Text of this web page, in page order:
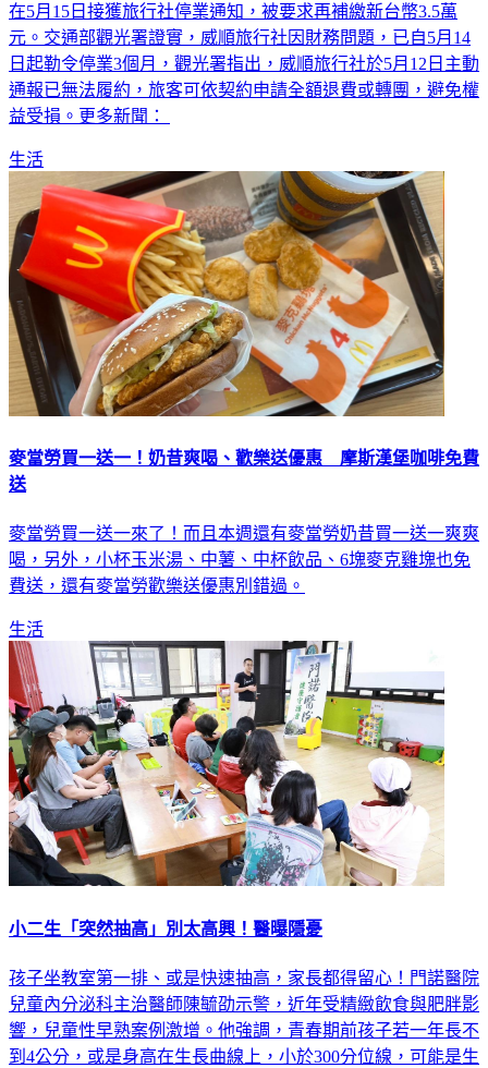
在5月15日接獲旅行社停業通知，被要求再補繳新台幣3.5萬
元。交通部觀光署證實，威順旅行社因財務問題，已自5月14
日起勒令停業3個月，觀光署指出，威順旅行社於5月12日主動
通報已無法履約，旅客可依契約申請全額退費或轉團，避免權
益受損。更多新聞：
生活
麥當勞買一送一！奶昔爽喝、歡樂送優惠 摩斯漢堡咖啡免費
送
麥當勞買一送一來了！而且本週還有麥當勞奶昔買一送一爽爽
喝，另外，小杯玉米湯、中薯、中杯飲品、6塊麥克雞塊也免
費送，還有麥當勞歡樂送優惠別錯過。
生活
小二生「突然抽高」別太高興！醫曝隱憂
孩子坐教室第一排、或是快速抽高，家長都得留心！門諾醫院
兒童內分泌科主治醫師陳毓劭示警，近年受精緻飲食與肥胖影
響，兒童性早熟案例激增。他強調，青春期前孩子若一年長不
到4公分，或是身高在生長曲線上，小於300分位線，可能是生